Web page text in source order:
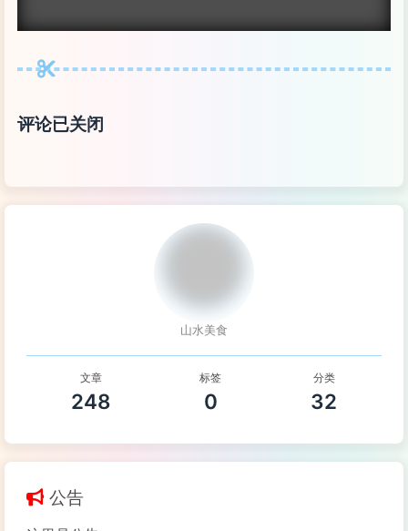
评论已关闭
山水美食
文章
248
标签
0
分类
32
公告